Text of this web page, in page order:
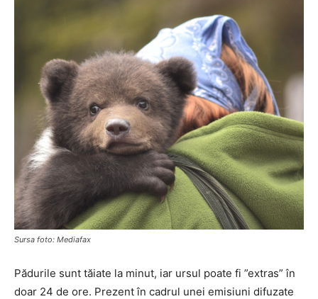
Sursa foto: Mediafax
Pădurile sunt tăiate la minut, iar ursul poate fi ”extras” în
doar 24 de ore. Prezent în cadrul unei emisiuni difuzate